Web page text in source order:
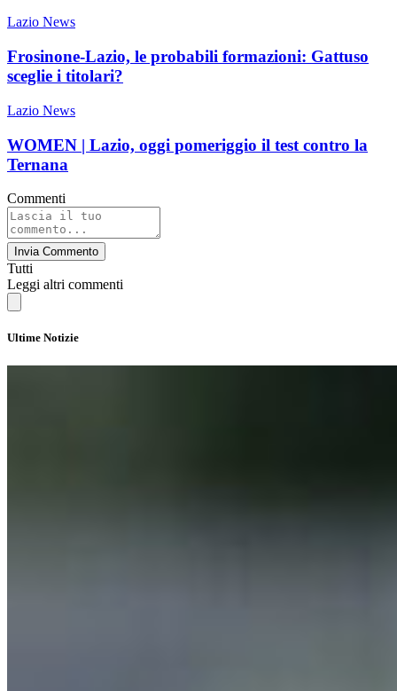
Lazio News
Frosinone-Lazio, le probabili formazioni: Gattuso
sceglie i titolari?
Lazio News
WOMEN | Lazio, oggi pomeriggio il test contro la
Ternana
Commenti
Invia Commento
Tutti
Leggi altri commenti
Ultime Notizie